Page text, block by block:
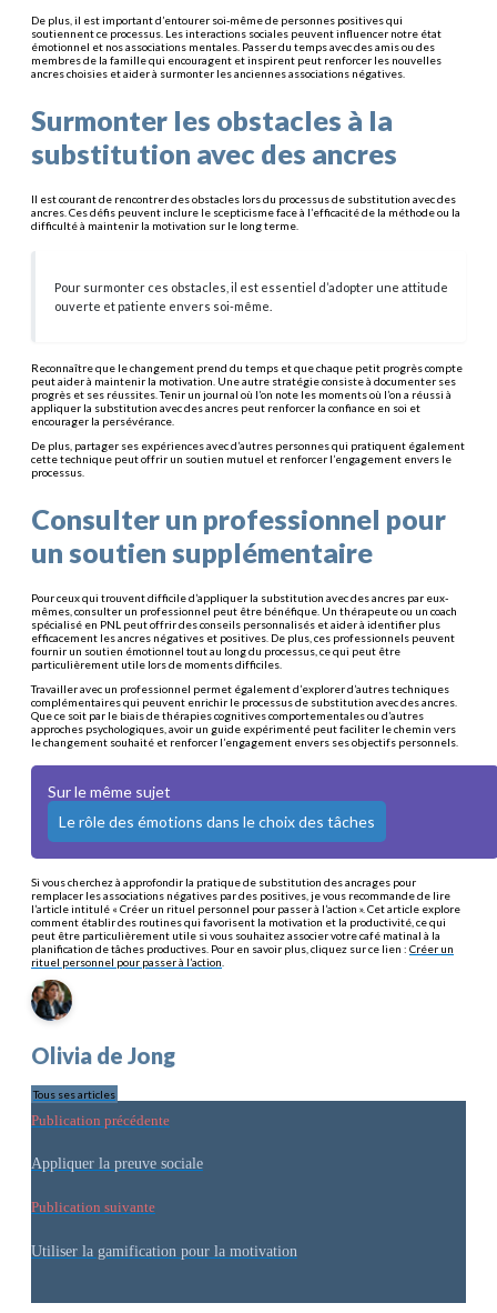
De plus, il est important d’entourer soi-même de personnes positives qui
soutiennent ce processus. Les interactions sociales peuvent influencer notre état
émotionnel et nos associations mentales. Passer du temps avec des amis ou des
membres de la famille qui encouragent et inspirent peut renforcer les nouvelles
ancres choisies et aider à surmonter les anciennes associations négatives.
Surmonter les obstacles à la
substitution avec des ancres
Il est courant de rencontrer des obstacles lors du processus de substitution avec des
ancres. Ces défis peuvent inclure le scepticisme face à l’efficacité de la méthode ou la
difficulté à maintenir la motivation sur le long terme.
Pour surmonter ces obstacles, il est essentiel d’adopter une attitude
ouverte et patiente envers soi-même.
Reconnaître que le changement prend du temps et que chaque petit progrès compte
peut aider à maintenir la motivation. Une autre stratégie consiste à documenter ses
progrès et ses réussites. Tenir un journal où l’on note les moments où l’on a réussi à
appliquer la substitution avec des ancres peut renforcer la confiance en soi et
encourager la persévérance.
De plus, partager ses expériences avec d’autres personnes qui pratiquent également
cette technique peut offrir un soutien mutuel et renforcer l’engagement envers le
processus.
Consulter un professionnel pour
un soutien supplémentaire
Pour ceux qui trouvent difficile d’appliquer la substitution avec des ancres par eux-
mêmes, consulter un professionnel peut être bénéfique. Un thérapeute ou un coach
spécialisé en PNL peut offrir des conseils personnalisés et aider à identifier plus
efficacement les ancres négatives et positives. De plus, ces professionnels peuvent
fournir un soutien émotionnel tout au long du processus, ce qui peut être
particulièrement utile lors de moments difficiles.
Travailler avec un professionnel permet également d’explorer d’autres techniques
complémentaires qui peuvent enrichir le processus de substitution avec des ancres.
Que ce soit par le biais de thérapies cognitives comportementales ou d’autres
approches psychologiques, avoir un guide expérimenté peut faciliter le chemin vers
le changement souhaité et renforcer l’engagement envers ses objectifs personnels.
Sur le même sujet
Le rôle des émotions dans le choix des tâches
Si vous cherchez à approfondir la pratique de substitution des ancrages pour
remplacer les associations négatives par des positives, je vous recommande de lire
l’article intitulé « Créer un rituel personnel pour passer à l’action ». Cet article explore
comment établir des routines qui favorisent la motivation et la productivité, ce qui
peut être particulièrement utile si vous souhaitez associer votre café matinal à la
planification de tâches productives. Pour en savoir plus, cliquez sur ce lien : Créer un
rituel personnel pour passer à l’action.
Olivia de Jong
Tous ses articles
Publication précédente
Appliquer la preuve sociale
Publication suivante
Utiliser la gamification pour la motivation